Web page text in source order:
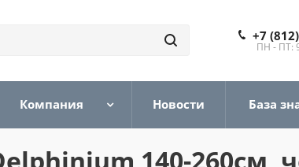
+7
ПН - ПТ:
Компания Новости База